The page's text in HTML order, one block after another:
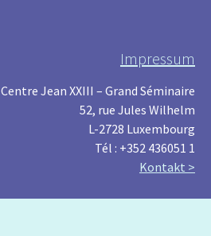
Impressum
Centre Jean XXIII – Grand Séminaire
52, rue Jules Wilhelm
L-2728 Luxembourg
Tél : +352 436051 1
Kontakt >